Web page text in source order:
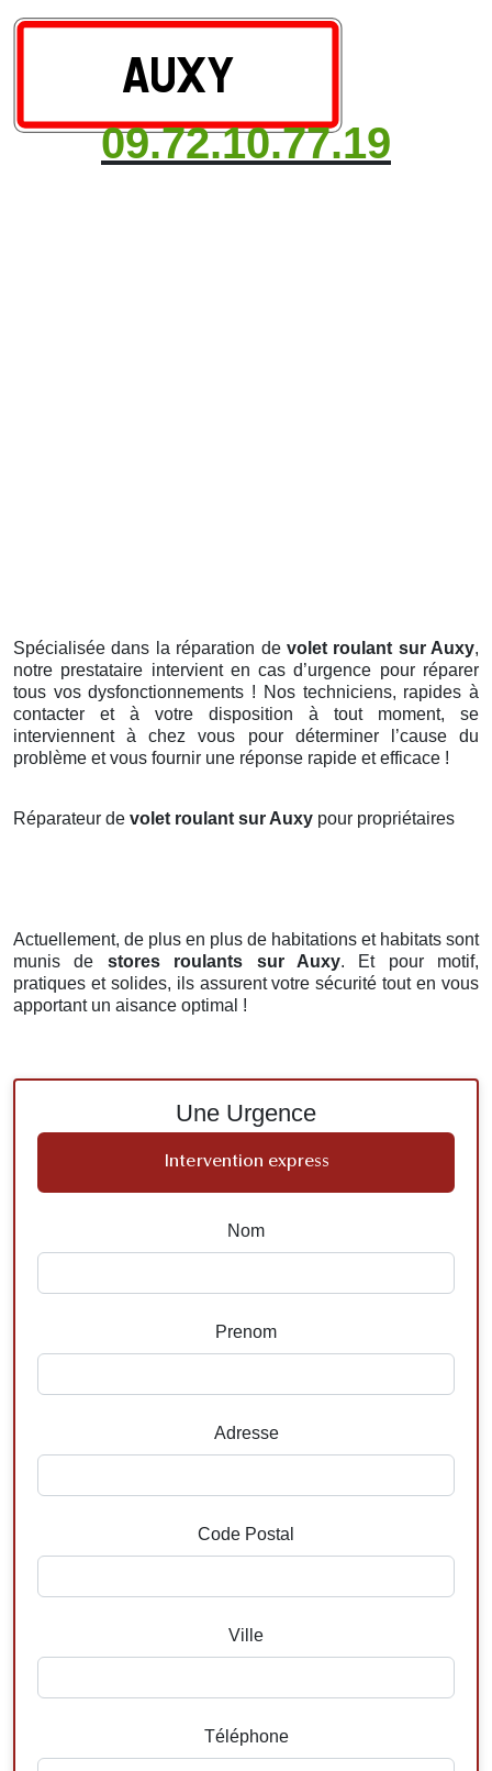
09.72.10.77.19
Spécialisée dans la réparation de volet roulant sur Auxy,
notre prestataire intervient en cas d’urgence pour réparer
tous vos dysfonctionnements ! Nos techniciens, rapides à
contacter et à votre disposition à tout moment, se
interviennent à chez vous pour déterminer l’cause du
problème et vous fournir une réponse rapide et efficace !
Réparateur de volet roulant sur Auxy pour propriétaires
Actuellement, de plus en plus de habitations et habitats sont
munis de stores roulants sur Auxy. Et pour motif,
pratiques et solides, ils assurent votre sécurité tout en vous
apportant un aisance optimal !
Une Urgence
Intervention express
Nom
Prenom
Adresse
Code Postal
Ville
Téléphone